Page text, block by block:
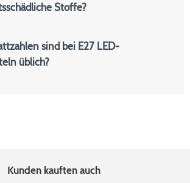
Stoffe?
sind bei E27 LED-
üblich?
Kunden kauften auch